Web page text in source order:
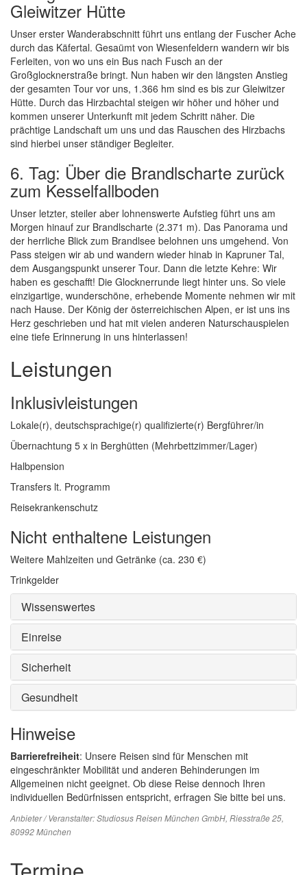
Gleiwitzer Hütte
Unser erster Wanderabschnitt führt uns entlang der Fuscher Ache
durch das Käfertal. Gesaümt von Wiesenfeldern wandern wir bis
Ferleiten, von wo uns ein Bus nach Fusch an der
Großglocknerstraße bringt. Nun haben wir den längsten Anstieg
der gesamten Tour vor uns, 1.366 hm sind es bis zur Gleiwitzer
Hütte. Durch das Hirzbachtal steigen wir höher und höher und
kommen unserer Unterkunft mit jedem Schritt näher. Die
prächtige Landschaft um uns und das Rauschen des Hirzbachs
sind hierbei unser ständiger Begleiter.
6. Tag: Über die Brandlscharte zurück
zum Kesselfallboden
Unser letzter, steiler aber lohnenswerte Aufstieg führt uns am
Morgen hinauf zur Brandlscharte (2.371 m). Das Panorama und
der herrliche Blick zum Brandlsee belohnen uns umgehend. Von
Pass steigen wir ab und wandern wieder hinab in Kapruner Tal,
dem Ausgangspunkt unserer Tour. Dann die letzte Kehre: Wir
haben es geschafft! Die Glocknerrunde liegt hinter uns. So viele
einzigartige, wunderschöne, erhebende Momente nehmen wir mit
nach Hause. Der König der österreichischen Alpen, er ist uns ins
Herz geschrieben und hat mit vielen anderen Naturschauspielen
eine tiefe Erinnerung in uns hinterlassen!
Leistungen
Inklusivleistungen
Lokale(r), deutschsprachige(r) qualifizierte(r) Bergführer/in
Übernachtung 5 x in Berghütten (Mehrbettzimmer/Lager)
Halbpension
Transfers lt. Programm
Reisekrankenschutz
Nicht enthaltene Leistungen
Weitere Mahlzeiten und Getränke (ca. 230 €)
Trinkgelder
Wissenswertes
Einreise
Sicherheit
Gesundheit
Hinweise
Barrierefreiheit: Unsere Reisen sind für Menschen mit
eingeschränkter Mobilität und anderen Behinderungen im
Allgemeinen nicht geeignet. Ob diese Reise dennoch Ihren
individuellen Bedürfnissen entspricht, erfragen Sie bitte bei uns.
Anbieter / Veranstalter:Studiosus Reisen München GmbH, Riesstraße 25,
80992 München